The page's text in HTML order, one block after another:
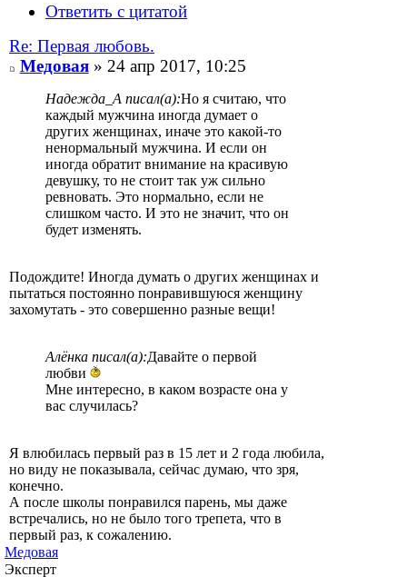
Ответить с цитатой
Re: Первая любовь.
Медовая» 24 апр 2017, 10:25
Надежда_А писал(а):Но я считаю, что
каждый мужчина иногда думает о
других женщинах, иначе это какой-то
ненормальный мужчина. И если он
иногда обратит внимание на красивую
девушку, то не стоит так уж сильно
ревновать. Это нормально, если не
слишком часто. И это не значит, что он
будет изменять.
Подождите! Иногда думать о других женщинах и
пытаться постоянно понравившуюся женщину
захомутать - это совершенно разные вещи!
Алёнка писал(а):Давайте о первой
любви
Мне интересно, в каком возрасте она у
вас случилась?
Я влюбилась первый раз в 15 лет и 2 года любила,
но виду не показывала, сейчас думаю, что зря,
конечно.
А после школы понравился парень, мы даже
встречались, но не было того трепета, что в
первый раз, к сожалению.
Медовая
Эксперт